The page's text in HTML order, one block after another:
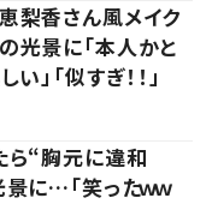
梨香さん風メイク
景に「本人かと
」「似すぎ！！」
ら“胸元に違和
に…「笑ったｗｗ